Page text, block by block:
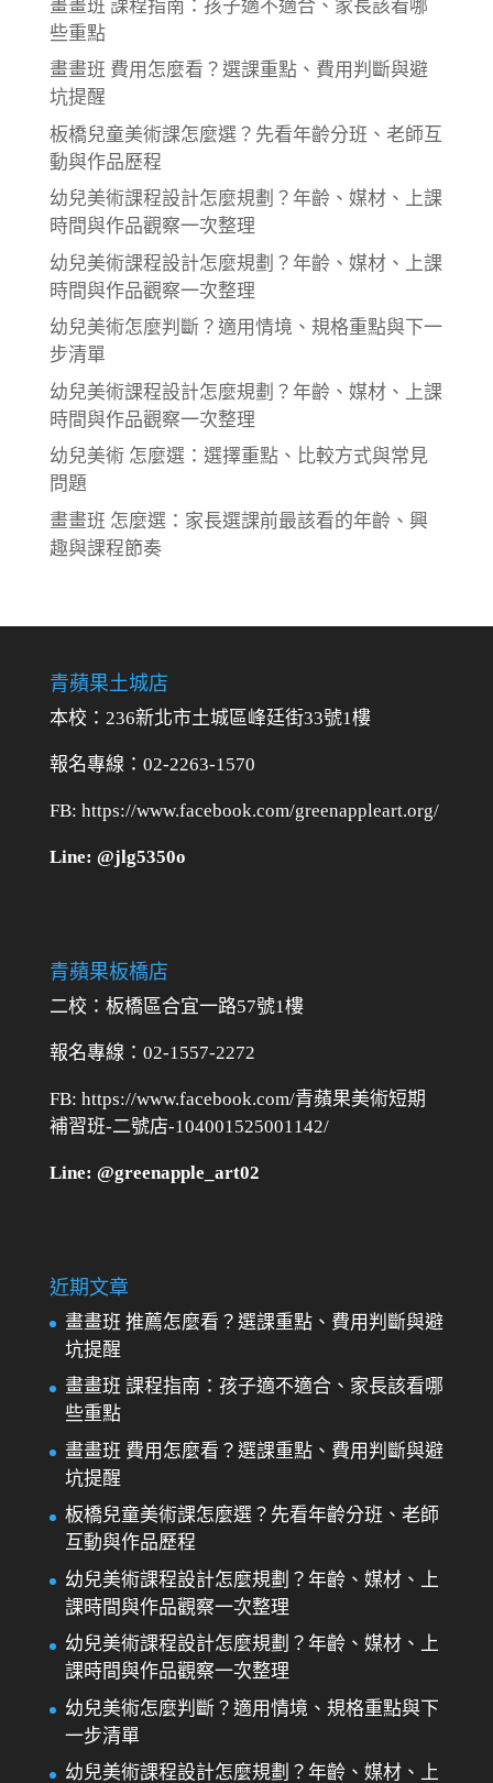
畫畫班 課程指南：孩子適不適合、家長該看哪
些重點
畫畫班 費用怎麼看？選課重點、費用判斷與避
坑提醒
板橋兒童美術課怎麼選？先看年齡分班、老師互
動與作品歷程
幼兒美術課程設計怎麼規劃？年齡、媒材、上課
時間與作品觀察一次整理
幼兒美術課程設計怎麼規劃？年齡、媒材、上課
時間與作品觀察一次整理
幼兒美術怎麼判斷？適用情境、規格重點與下一
步清單
幼兒美術課程設計怎麼規劃？年齡、媒材、上課
時間與作品觀察一次整理
幼兒美術 怎麼選：選擇重點、比較方式與常見
問題
畫畫班 怎麼選：家長選課前最該看的年齡、興
趣與課程節奏
青蘋果土城店
本校：236新北市土城區峰廷街33號1樓
報名專線：02-2263-1570
FB: https://www.facebook.com/greenappleart.org/
Line: @jlg5350o
青蘋果板橋店
二校： 板橋區合宜一路57號1樓
報名專線：02-1557-2272
FB: https://www.facebook.com/青蘋果美術短期
補習班-二號店-104001525001142/
Line: @greenapple_art02
近期文章
畫畫班 推薦怎麼看？選課重點、費用判斷與避
坑提醒
畫畫班 課程指南：孩子適不適合、家長該看哪
些重點
畫畫班 費用怎麼看？選課重點、費用判斷與避
坑提醒
板橋兒童美術課怎麼選？先看年齡分班、老師
互動與作品歷程
幼兒美術課程設計怎麼規劃？年齡、媒材、上
課時間與作品觀察一次整理
幼兒美術課程設計怎麼規劃？年齡、媒材、上
課時間與作品觀察一次整理
幼兒美術怎麼判斷？適用情境、規格重點與下
一步清單
幼兒美術課程設計怎麼規劃？年齡、媒材、上